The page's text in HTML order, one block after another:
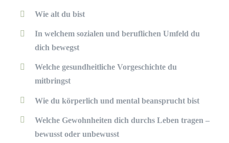
Wie alt du bist
In welchem sozialen und beruflichen Umfeld du
dich bewegst
Welche gesundheitliche Vorgeschichte du
mitbringst
Wie du körperlich und mental beansprucht bist
Welche Gewohnheiten dich durchs Leben tragen –
bewusst oder unbewusst